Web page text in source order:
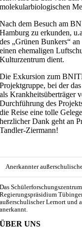
molekularbiologischen
Nach dem Besuch am
Hamburg zu erkunden,
des „Grünen Bunkers“
einen ehemaligen
Kulturzentrum dient.
Die Exkursion zum
Projektgruppe, bei der
als Krankheitsüberträger
Durchführung des
die Reise eine tolle
herzlicher Dank geht an
Tandler-Ziermann!
Anerkannter
Das
Regierungspräsidium
außerschulischer Lernort und
anerkannt.
ÜBER UNS